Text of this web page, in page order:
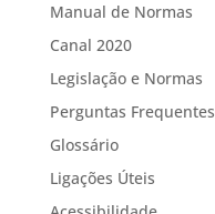
Manual de Normas
Canal 2020
Legislação e Normas
Perguntas Frequentes
Glossário
Ligações Úteis